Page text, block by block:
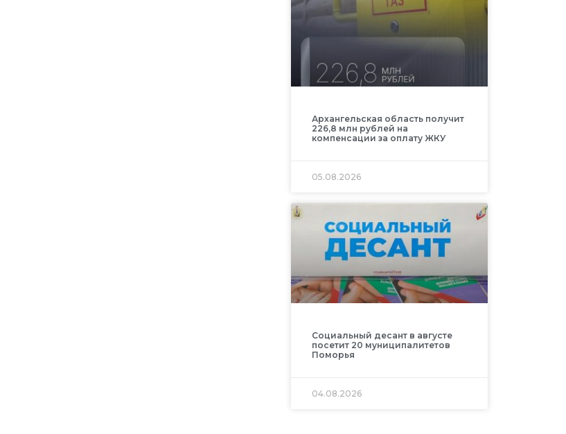
Архангельская область получит
226,8 млн рублей на
компенсации за оплату ЖКУ
05.08.2026
Социальный десант в августе
посетит 20 муниципалитетов
Поморья
04.08.2026